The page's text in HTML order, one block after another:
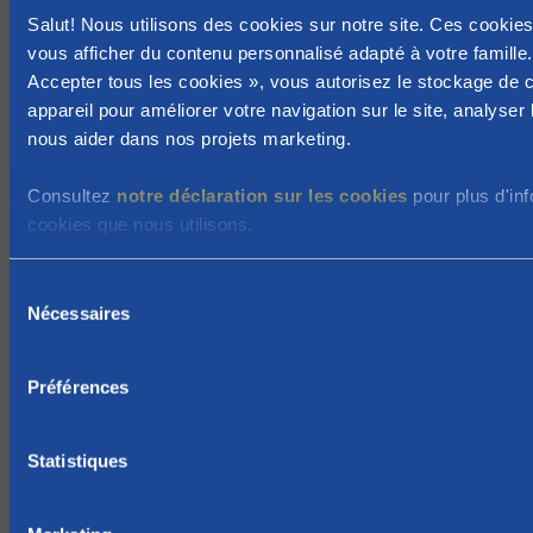
Salut! Nous utilisons des cookies sur notre site. Ces
vous afficher du contenu personnalisé adapté à votre
Accepter tous les cookies », vous autorisez le stockage de
appareil pour améliorer votre navigation sur le site, analyser
nous aider dans nos projets marketing.
Consultez notre déclaration sur les cookies pour plus
cookies que nous utilisons.
Nécessaires
Préférences
Statistiques
t
e
,
u
n
a
c
t
v
t
l